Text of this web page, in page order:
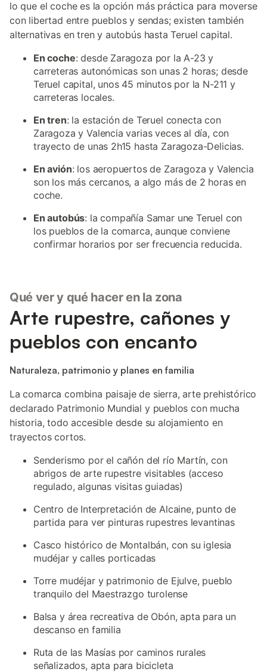
lo que el coche es la opción más práctica para moverse
con libertad entre pueblos y sendas; existen también
alternativas en tren y autobús hasta Teruel capital.
En coche: desde Zaragoza por la A-23 y
carreteras autonómicas son unas 2 horas; desde
Teruel capital, unos 45 minutos por la N-211 y
carreteras locales.
En tren: la estación de Teruel conecta con
Zaragoza y Valencia varias veces al día, con
trayecto de unas 2h15 hasta Zaragoza-Delicias.
En avión: los aeropuertos de Zaragoza y Valencia
son los más cercanos, a algo más de 2 horas en
coche.
En autobús: la compañía Samar une Teruel con
los pueblos de la comarca, aunque conviene
confirmar horarios por ser frecuencia reducida.
Qué ver y qué hacer en la zona
Arte rupestre, cañones y
pueblos con encanto
Naturaleza, patrimonio y planes en familia
La comarca combina paisaje de sierra, arte prehistórico
declarado Patrimonio Mundial y pueblos con mucha
historia, todo accesible desde su alojamiento en
trayectos cortos.
Senderismo por el cañón del río Martín, con
abrigos de arte rupestre visitables (acceso
regulado, algunas visitas guiadas)
Centro de Interpretación de Alcaine, punto de
partida para ver pinturas rupestres levantinas
Casco histórico de Montalbán, con su iglesia
mudéjar y calles porticadas
Torre mudéjar y patrimonio de Ejulve, pueblo
tranquilo del Maestrazgo turolense
Balsa y área recreativa de Obón, apta para un
descanso en familia
Ruta de las Masías por caminos rurales
señalizados, apta para bicicleta